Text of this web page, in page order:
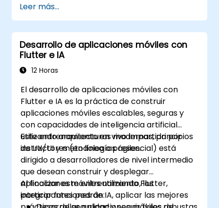
Leer más...
Desarrollo de aplicaciones móviles con
Flutter e IA
12 Horas
El desarrollo de aplicaciones móviles con
Flutter e IA es la práctica de construir
aplicaciones móviles escalables, seguras y
con capacidades de inteligencia artificial
utilizando arquitecturas modernas, principios
de UX/UI y metodologías ágiles.
Este entrenamiento en vivo impartido por
instructores (en línea o presencial) está
dirigido a desarrolladores de nivel intermedio
que desean construir y desplegar
aplicaciones móviles utilizando Flutter,
integrar funciones de IA, aplicar las mejores
Al finalizar este entrenamiento, los
participantes podrán: